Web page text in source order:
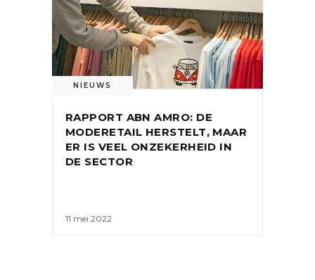
NIEUWS
RAPPORT ABN AMRO: DE
MODERETAIL HERSTELT, MAAR
ER IS VEEL ONZEKERHEID IN
DE SECTOR
11 mei 2022